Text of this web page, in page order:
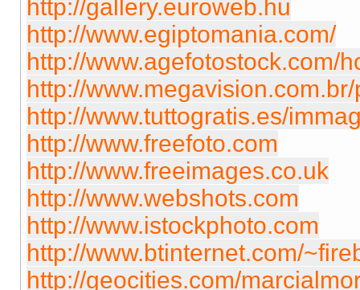
http://gallery.euroweb.hu
http://www.egiptomania.com/
http://www.agefotostock.com/
http://
http://www.tuttogratis.es/
http://www.freefoto.com
http://www.freeimages.co.uk
http://www.webshots.com
http://www.istockphoto.com
http://www.btinternet.com/
http://geocities.com/